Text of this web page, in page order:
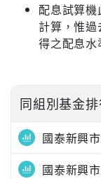
配息試算
計算，惟
得之配息水
同組別基金
國泰新興
國泰新興